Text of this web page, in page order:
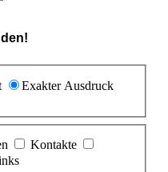
Exakter Ausdruck
Kontakte